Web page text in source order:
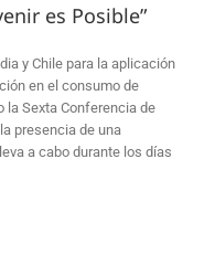
es Posible”
y Chile para la aplicación
en el consumo de
la Sexta Conferencia de
presencia de una
a cabo durante los días